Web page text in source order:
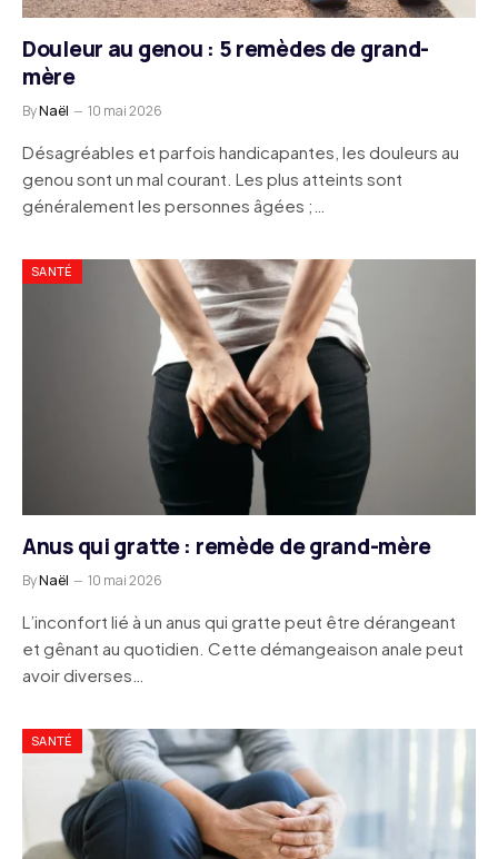
Douleur au genou : 5 remèdes de grand-
mère
ByNaël 10 mai 2026
Désagréables et parfois handicapantes, les douleurs au
genou sont un mal courant. Les plus atteints sont
généralement les personnes âgées ;…
SANTÉ
Anus qui gratte : remède de grand-mère
ByNaël 10 mai 2026
L’inconfort lié à un anus qui gratte peut être dérangeant
et gênant au quotidien. Cette démangeaison anale peut
avoir diverses…
SANTÉ